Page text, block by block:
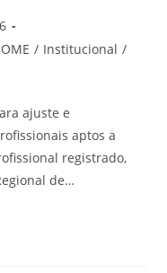
/ Institucional /
ajuste e
aptos a
registrado,
de…